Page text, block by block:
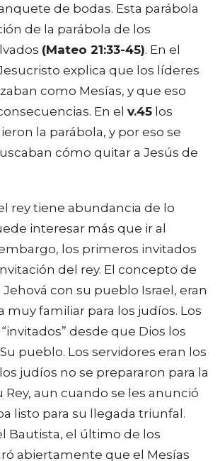
de bodas. Esta parábola
de la parábola de los
(Mateo 21:33-45). En el
explica que los líderes
como Mesías, y que eso
En el v.45 los
la parábola, y por eso se
cómo quitar a Jesús de
rey tiene abundancia de lo
interesar más que ir al
los primeros invitados
del rey. El concepto de
Jehová con su pueblo Israel, eran
muy familiar para los judíos. Los
desde que Dios los
pueblo. Los servidores eran los
judíos no se prepararon para la
Rey, aun cuando se les anunció
listo para su llegada triunfal.
Bautista, el último de los
abiertamente que el Mesías